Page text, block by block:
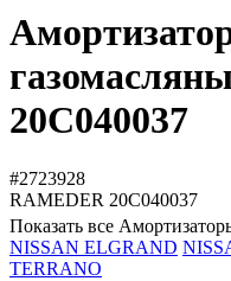
20C040037
#2723928
RAMEDER 20C040037
Показать все
NISSAN ELGRAND
TERRANO